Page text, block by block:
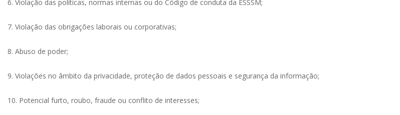
6. Violação das políticas, normas internas ou do Código de conduta da ESSSM;
7. Violação das obrigações laborais ou corporativas;
8. Abuso de poder;
9. Violações no âmbito da privacidade, proteção de dados pessoais e segurança da informação;
10. Potencial furto, roubo, fraude ou conflito de interesses;